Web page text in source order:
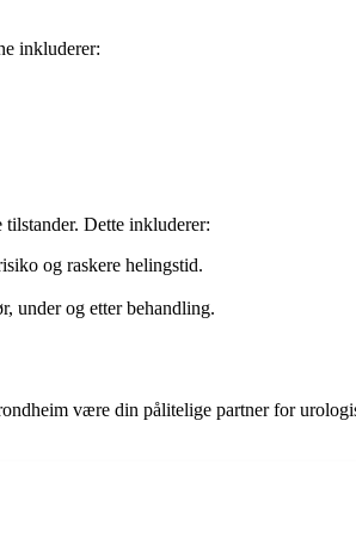
inkluderer:
Dette inkluderer:
og raskere helingstid.
under og etter behandling.
være din pålitelige partner for